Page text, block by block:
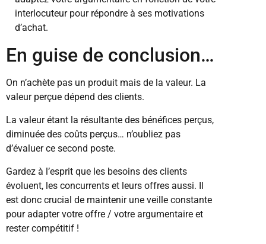
interlocuteur pour répondre à ses motivations
d’achat.
En guise de conclusion…
On n’achète pas un produit mais de la valeur. La
valeur perçue dépend des clients.
La valeur étant la résultante des bénéfices perçus,
diminuée des coûts perçus… n’oubliez pas
d’évaluer ce second poste.
Gardez à l’esprit que les besoins des clients
évoluent, les concurrents et leurs offres aussi. Il
est donc crucial de maintenir une veille constante
pour adapter votre offre / votre argumentaire et
rester compétitif !